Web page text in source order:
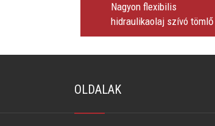
Nagyon flexibilis
hidraulikaolaj szívó tömlő
OLDALAK